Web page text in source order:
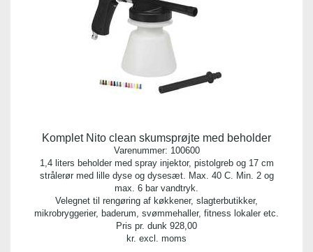
Komplet Nito clean skumsprøjte med beholder
Varenummer: 100600
1,4 liters beholder med spray injektor, pistolgreb og 17 cm
strålerør med lille dyse og dysesæt. Max. 40 C. Min. 2 og
max. 6 bar vandtryk.
Velegnet til rengøring af køkkener, slagterbutikker,
mikrobryggerier, baderum, svømmehaller, fitness lokaler etc.
Pris pr. dunk 928,00
kr. excl. moms